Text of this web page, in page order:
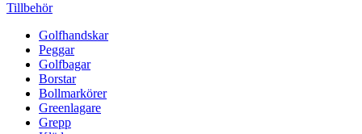
Tillbehör
Golfhandskar
Peggar
Golfbagar
Borstar
Bollmarkörer
Greenlagare
Grepp